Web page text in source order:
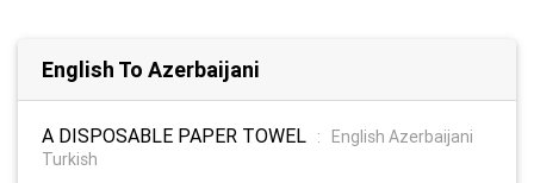
English To Azerbaijani
A DISPOSABLE PAPER TOWEL :
English Azerbaijani
Turkish